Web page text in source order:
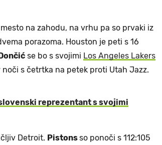
na zahodu, na vrhu pa so prvaki iz
porazoma. Houston je peti s 16
se bo s svojimi Los Angeles Lakers
s četrtka na petek proti Utah Jazz.
reprezentant s svojimi
Detroit. Pistonsso ponoči s 112:105